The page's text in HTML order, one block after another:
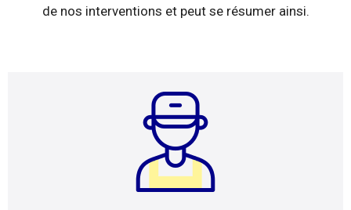
de nos interventions et peut se résumer ainsi.